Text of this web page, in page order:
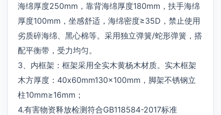
海绵厚度250mm，靠背海绵厚度180mm，扶手海绵
厚度100mm，坐感舒适，海绵密度≥35D，禁止使用
劣质碎海绵、黑心棉等。采用独立弹簧/蛇形弹簧，搭
配平衡带，受力均匀。
3、内框架：框架采用全实木黄杨木材质。实木框架
木方厚度：40x60mm130x100mm，脚架不锈钢立
柱10mm≥16mm；
4.有害物资释放检测符合GB118584-2017标准